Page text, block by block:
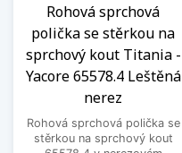
Rohová sprchová
polička se stěrkou na
sprchový kout Titania -
Yacore 65578.4 Leštěná
nerez
Rohová sprchová polička se
stěrkou na sprchový kout